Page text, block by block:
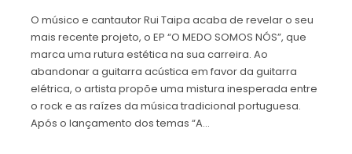
O músico e cantautor Rui Taipa acaba de revelar o seu
mais recente projeto, o EP “O MEDO SOMOS NÓS”, que
marca uma rutura estética na sua carreira. Ao
abandonar a guitarra acústica em favor da guitarra
elétrica, o artista propõe uma mistura inesperada entre
o rock e as raízes da música tradicional portuguesa.
Após o lançamento dos temas “A…